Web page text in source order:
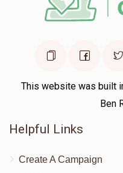
This website was built
Ben
Helpful Links
Create A Campaign